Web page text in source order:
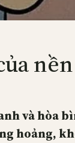
và hòa
hoảng,